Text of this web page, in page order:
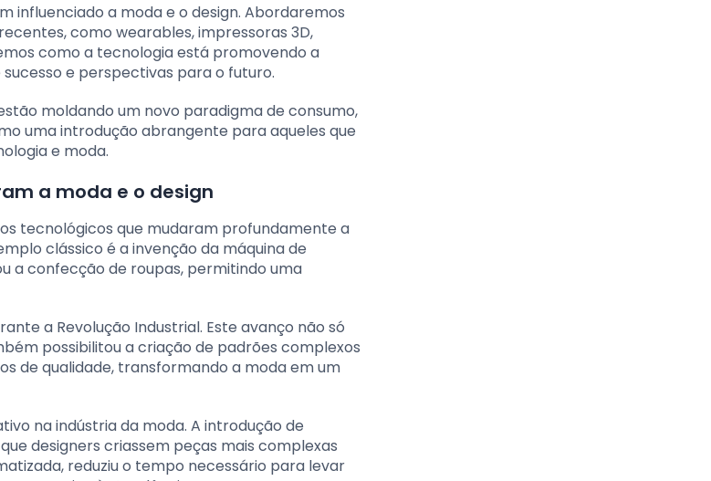
influenciado a moda e o design. Abordaremos
como wearables, impressoras 3D,
como a tecnologia está promovendo a
e perspectivas para o futuro.
moldando um novo paradigma de consumo,
uma introdução abrangente para aqueles que
e moda.
a moda e o design
tecnológicos que mudaram profundamente a
clássico é a invenção da máquina de
a confecção de roupas, permitindo uma
a Revolução Industrial. Este avanço não só
possibilitou a criação de padrões complexos
de qualidade, transformando a moda em um
na indústria da moda. A introdução de
designers criassem peças mais complexas
reduziu o tempo necessário para levar